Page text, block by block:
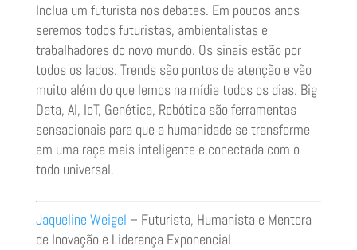
Inclua um futurista nos debates. Em poucos anos
seremos todos futuristas, ambientalistas e
trabalhadores do novo mundo. Os sinais estão por
todos os lados. Trends são pontos de atenção e vão
muito além do que lemos na mídia todos os dias. Big
Data, AI, IoT, Genética, Robótica são ferramentas
sensacionais para que a humanidade se transforme
em uma raça mais inteligente e conectada com o
todo universal.
Jaqueline Weigel – Futurista, Humanista e Mentora
de Inovação e Liderança Exponencial